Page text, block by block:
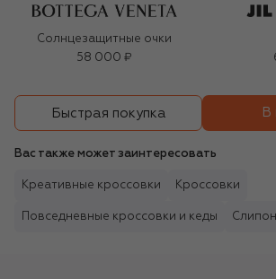
Солнцезащитные очки
58 000 ₽
Быстрая покупка В
Вас также может заинтересовать
Креативные кроссовки Кроссовки
Повседневные кроссовки и кеды